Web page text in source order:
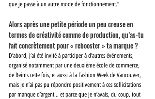
que je passe à un autre mode de fonctionnement.”
Alors après une petite période un peu creuse en
termes de créativité comme de production, qu’as-tu
fait concrètement pour « rebooster » ta marque ?
D’abord, j’ai été invité à participer à d’autres événements,
organisé notamment par une deuxième école de commerce,
de Reims cette fois, et aussi à la Fashion Week de Vancouver,
mais je n’ai pas pu répondre positivement à ces sollicitations
par manque d’argent… et parce que je n’avais, du coup, tout